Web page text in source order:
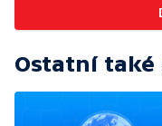
Ostatní